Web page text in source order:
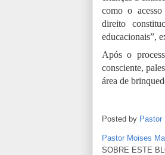
como o
direito
educacionais”,
Após o
consciente,
área de
Posted by Pastor
Pastor Moises
SOBRE ESTE